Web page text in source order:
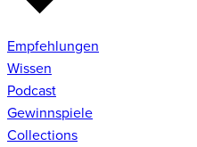
Empfehlungen
Wissen
Podcast
Gewinnspiele
Collections